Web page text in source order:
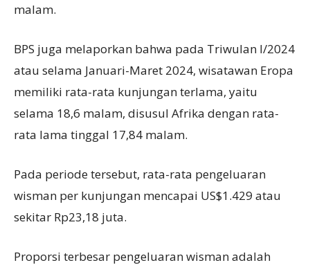
malam.
BPS juga melaporkan bahwa pada Triwulan I/2024
atau selama Januari-Maret 2024, wisatawan Eropa
memiliki rata-rata kunjungan terlama, yaitu
selama 18,6 malam, disusul Afrika dengan rata-
rata lama tinggal 17,84 malam.
Pada periode tersebut, rata-rata pengeluaran
wisman per kunjungan mencapai US$1.429 atau
sekitar Rp23,18 juta.
Proporsi terbesar pengeluaran wisman adalah